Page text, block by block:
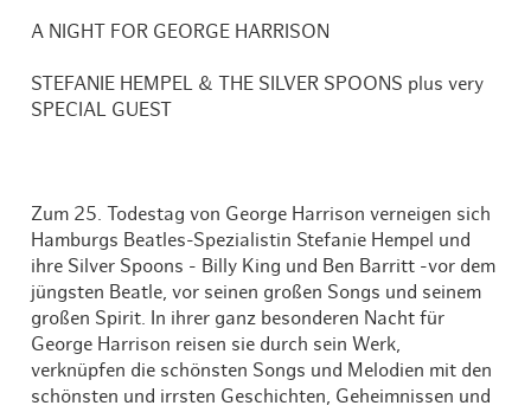
A NIGHT FOR GEORGE HARRISON
STEFANIE HEMPEL & THE SILVER SPOONS plus very
SPECIAL GUEST
Zum 25. Todestag von George Harrison verneigen sich
Hamburgs Beatles-Spezialistin Stefanie Hempel und
ihre Silver Spoons - Billy King und Ben Barritt -vor dem
jüngsten Beatle, vor seinen großen Songs und seinem
großen Spirit. In ihrer ganz besonderen Nacht für
George Harrison reisen sie durch sein Werk,
verknüpfen die schönsten Songs und Melodien mit den
schönsten und irrsten Geschichten, Geheimnissen und